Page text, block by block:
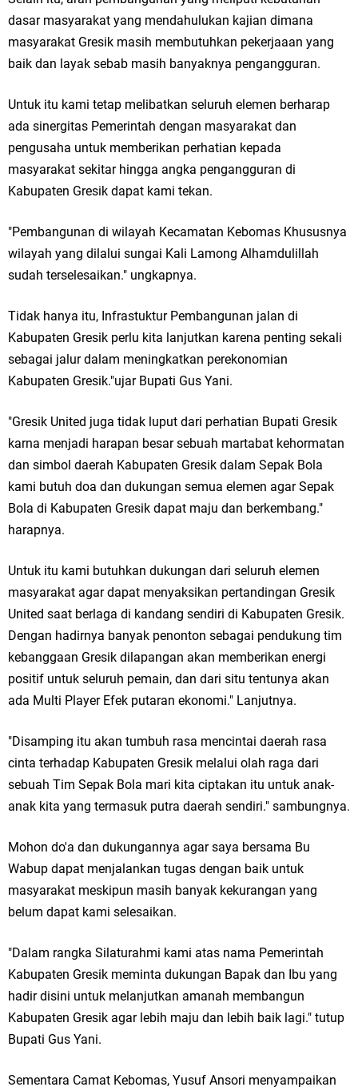
Pemdes Cibanteng Salurkan PMT: Cegah Stunting, Perkuat Gizi Balita
dan Ibu Hamil Narasi
Zakat Produktif Dorong Kemandirian UMKM, LAZISNU Kedamean Bantu
Kembangkan Warung Bu Wiwik
Islamic Center
Nila Yani Apresiasi Launching Komunitas Gowes dan Pasar Ahad
Takmir Masjid KH Robbach Ma’sum Gelar Penyembelihan Hewan
Kurban untuk Ratusan Warga
Ponpes Himmatul Khoiriyah Gelar Penyembelihan Hewan Qurban dari
Keluarga Besar dr. Titin Ekowati RS Wates Husada Balongpanggang
RT 03 RW 01 Patra Raya Rosewood Cerme Gresik Berbenah dan
Bersolek, Siap Meriahkan HUT Ke 81 RI
Jumat, 7 Agustus
dasar masyarakat yang mendahulukan kajian dimana
masyarakat Gresik masih membutuhkan pekerjaaan yang
baik dan layak sebab masih banyaknya pengangguran.
Untuk itu kami tetap melibatkan seluruh elemen berharap
ada sinergitas Pemerintah dengan masyarakat dan
pengusaha untuk memberikan perhatian kepada
masyarakat sekitar hingga angka pengangguran di
Kabupaten Gresik dapat kami tekan.
"Pembangunan di wilayah Kecamatan Kebomas Khususnya
wilayah yang dilalui sungai Kali Lamong Alhamdulillah
sudah terselesaikan." ungkapnya.
Tidak hanya itu, Infrastuktur Pembangunan jalan di
Kabupaten Gresik perlu kita lanjutkan karena penting sekali
sebagai jalur dalam meningkatkan perekonomian
Kabupaten Gresik."ujar Bupati Gus Yani.
"Gresik United juga tidak luput dari perhatian Bupati Gresik
karna menjadi harapan besar sebuah martabat kehormatan
dan simbol daerah Kabupaten Gresik dalam Sepak Bola
kami butuh doa dan dukungan semua elemen agar Sepak
Bola di Kabupaten Gresik dapat maju dan berkembang."
harapnya.
Untuk itu kami butuhkan dukungan dari seluruh elemen
masyarakat agar dapat menyaksikan pertandingan Gresik
United saat berlaga di kandang sendiri di Kabupaten Gresik.
Dengan hadirnya banyak penonton sebagai pendukung tim
kebanggaan Gresik dilapangan akan memberikan energi
positif untuk seluruh pemain, dan dari situ tentunya akan
ada Multi Player Efek putaran ekonomi." Lanjutnya.
"Disamping itu akan tumbuh rasa mencintai daerah rasa
cinta terhadap Kabupaten Gresik melalui olah raga dari
sebuah Tim Sepak Bola mari kita ciptakan itu untuk anak-
anak kita yang termasuk putra daerah sendiri." sambungnya.
Mohon do'a dan dukungannya agar saya bersama Bu
Wabup dapat menjalankan tugas dengan baik untuk
masyarakat meskipun masih banyak kekurangan yang
belum dapat kami selesaikan.
"Dalam rangka Silaturahmi kami atas nama Pemerintah
Kabupaten Gresik meminta dukungan Bapak dan Ibu yang
hadir disini untuk melanjutkan amanah membangun
Kabupaten Gresik agar lebih maju dan lebih baik lagi." tutup
Bupati Gus Yani.
Sementara Camat Kebomas, Yusuf Ansori menyampaikan